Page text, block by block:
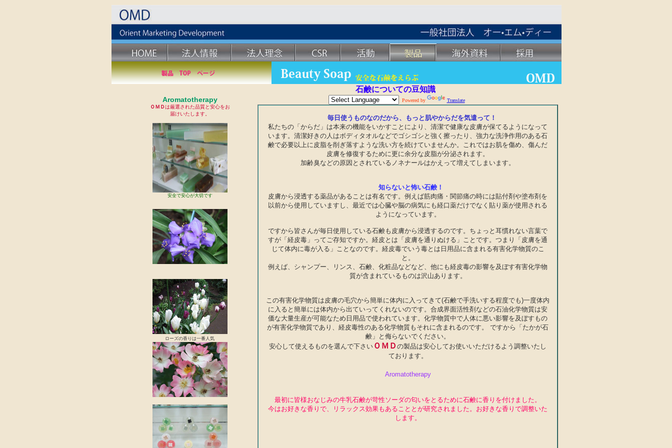
Aromatotherapy
ＯＭＤは厳選された品質と安心をお
届けいたします。
安全で安心が大切です
ローズの香りは一番人気
石鹸についての豆知識
Powered by Translate
毎日使うものなのだから、もっと肌やからだを気遣って！
私たちの「からだ」は本来の機能をいかすことにより、清潔で健康な皮膚が保てるようになって
います。清潔好きの人はボディタオルなどでゴシゴシと強く擦ったり、強力な洗浄作用のある石
鹸で必要以上に皮脂を削ぎ落すような洗い方を続けていませんか。これではお肌を傷め、傷んだ
皮膚を修復するために更に余分な皮脂が分泌されます。
加齢臭などの原因とされているノネナールはかえって増えてしまいます。
知らないと怖い石鹸！
皮膚から浸透する薬品があることは有名です。例えば筋肉痛・関節痛の時には貼付剤や塗布剤を
以前から使用していますし、最近では心臓や脳の病気にも経口薬だけでなく貼り薬が使用される
ようになっています。
ですから皆さんが毎日使用している石鹸も皮膚から浸透するのです。ちょっと耳慣れない言葉で
すが「経皮毒」ってご存知ですか。経皮とは「皮膚を通りぬける」ことです。つまり「皮膚を通
じて体内に毒が入る」ことなのです。経皮毒でいう毒とは日用品に含まれる有害化学物質のこ
と。
例えば、シャンプー、リンス、石鹸、化粧品などなど、他にも経皮毒の影響を及ぼす有害化学物
質が含まれているものは沢山あります。
この有害化学物質は皮膚の毛穴から簡単に体内に入ってきて(石鹸で手洗いする程度でも)一度体内
に入ると簡単には体内から出ていってくれないのです。合成界面活性剤などの石油化学物質は安
価な大量生産が可能なため日用品で使われています。化学物質中で人体に悪い影響を及ぼすもの
が有害化学物質であり、経皮毒性のある化学物質もそれに含まれるのです。 ですから「たかが石
鹸」と侮らないでください。
安心して使えるものを選んで下さい ＯＭＤ の製品は安心してお使いいただけるよう調整いたし
ております。
Aromatotherapy
最初に皆様おなじみの牛乳石鹸が苛性ソーダの匂いをとるために石鹸に香りを付けました。
今はお好きな香りで、リラックス効果もあることとが研究されました。お好きな香りで調整いた
します。